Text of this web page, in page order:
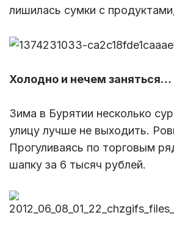
лишилась сумки с
Холодно и нечем заняться…
Зима в Бурятии несколько
улицу лучше не выходить.
Прогуливаясь по торговым
шапку за 6 тысяч рублей.